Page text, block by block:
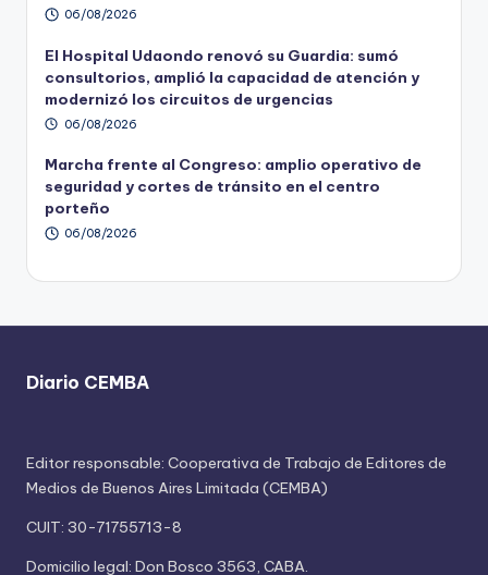
06/08/2026
El Hospital Udaondo renovó su Guardia: sumó
consultorios, amplió la capacidad de atención y
modernizó los circuitos de urgencias
06/08/2026
Marcha frente al Congreso: amplio operativo de
seguridad y cortes de tránsito en el centro
porteño
06/08/2026
Diario CEMBA
Editor responsable: Cooperativa de Trabajo de Editores de
Medios de Buenos Aires Limitada (CEMBA)
CUIT: 30-71755713-8
Domicilio legal: Don Bosco 3563, CABA.